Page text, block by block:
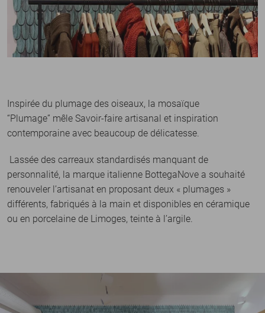
Inspirée du plumage des oiseaux, la mosaïque
“Plumage” mêle Savoir-faire artisanal et inspiration
contemporaine avec beaucoup de délicatesse.
Lassée des carreaux standardisés manquant de
personnalité, la marque italienne BottegaNove a souhaité
renouveler l’artisanat en proposant deux « plumages »
différents, fabriqués à la main et disponibles en céramique
ou en porcelaine de Limoges, teinte à l’argile.